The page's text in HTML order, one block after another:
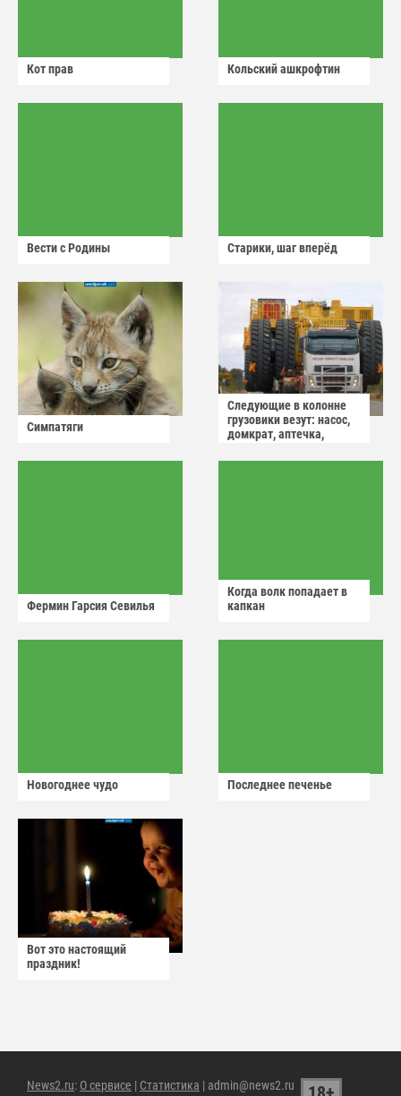
Кот прав Кольский ашкрофтин
Вести с Родины Старики, шаг вперёд
Симпатяги
Следующие в колонне
грузовики везут: насос,
домкрат, аптечка,
Фермин Гарсия Севилья
Когда волк попадает в
капкан
Новогоднее чудо Последнее печенье
Вот это настоящий
праздник!
News2.ru: О сервисе | Статистика | admin@news2.ru